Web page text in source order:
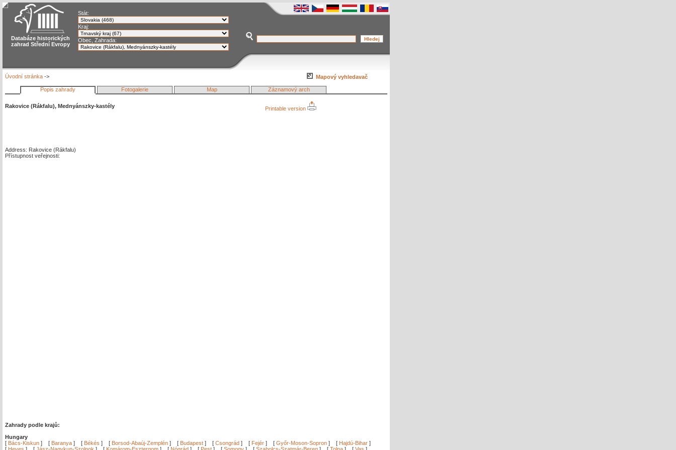
Databáze historických
zahrad Střední Evropy
Stát:
Kraj:
Obec, Zahrada:
Úvodní stránka -> Mapový vyhledavač
Popis zahrady Fotogalerie Map Záznamový arch
Rakovice (Rákfalu), Mednyánszky-kastély Printable version
Address: Rakovice (Rákfalu)
Přístupnost veřejnosti:
Zahrady podle krajů:
Hungary
[ Bács-Kiskun ] [ Baranya ] [ Békés ] [ Borsod-Abaúj-Zemplén ] [ Budapest ] [ Csongrád ] [ Fejér ] [ Győr-Moson-Sopron ] [ Hajdú-Bihar ]